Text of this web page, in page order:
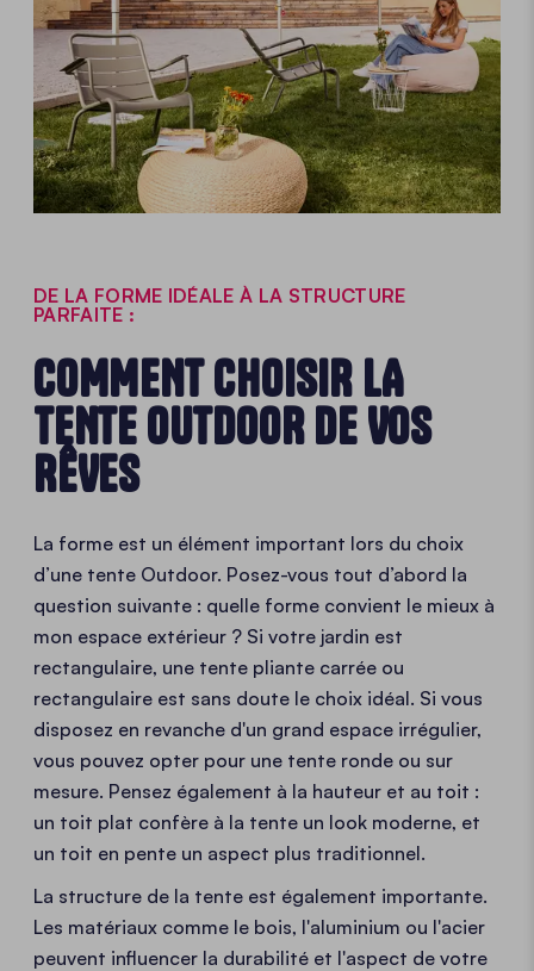
DE LA FORME IDÉALE À LA STRUCTURE
PARFAITE :
COMMENT CHOISIR LA
TENTE OUTDOOR DE VOS
RÊVES
La forme est un élément important lors du choix
d’une tente Outdoor. Posez-vous tout d’abord la
question suivante : quelle forme convient le mieux à
mon espace extérieur ? Si votre jardin est
rectangulaire, une tente pliante carrée ou
rectangulaire est sans doute le choix idéal. Si vous
disposez en revanche d'un grand espace irrégulier,
vous pouvez opter pour une tente ronde ou sur
mesure. Pensez également à la hauteur et au toit :
un toit plat confère à la tente un look moderne, et
un toit en pente un aspect plus traditionnel.
La structure de la tente est également importante.
Les matériaux comme le bois, l'aluminium ou l'acier
peuvent influencer la durabilité et l'aspect de votre